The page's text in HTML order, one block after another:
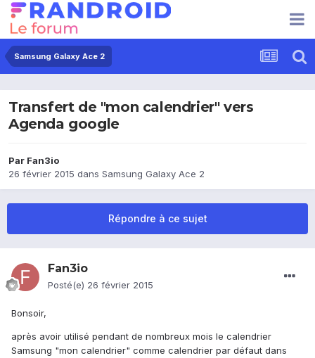
Samsung Galaxy Ace 2
Transfert de "mon calendrier" vers
Agenda google
Par Fan3io
26 février 2015 dans Samsung Galaxy Ace 2
Répondre à ce sujet
Fan3io
Posté(e) 26 février 2015
Bonsoir,
après avoir utilisé pendant de nombreux mois le calendrier
Samsung "mon calendrier" comme calendrier par défaut dans